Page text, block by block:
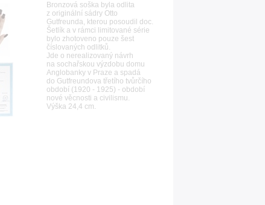
Bronzová soška byla odlita
z originální sádry Otto
Gutfreunda, kterou posoudil doc.
Šetlík a v rámci limitované série
bylo zhotoveno pouze šest
číslovaných odlitků.
Jde o nerealizovaný návrh
na sochařskou výzdobu domu
Anglobanky v Praze a spadá
do Gutfreundova třetího tvůrčího
období (1920 - 1925) - období
nové věcnosti a civilismu.
Výška 24,4 cm.